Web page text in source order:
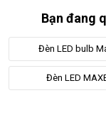
2.3. Đa
bóng đèn
Bạn đang
Đèn LED bulb
Đèn LED